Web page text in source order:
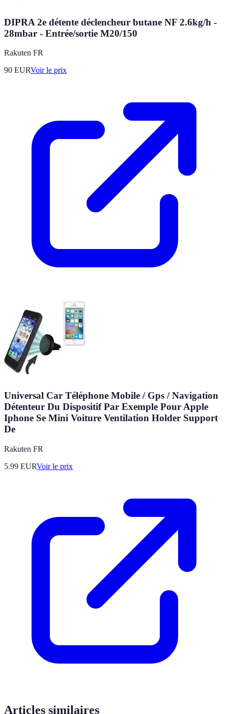
DIPRA 2e détente déclencheur butane NF 2.6kg/h -
28mbar - Entrée/sortie M20/150
Rakuten FR
90 EURVoir le prix
Universal Car Téléphone Mobile / Gps / Navigation
Détenteur Du Dispositif Par Exemple Pour Apple
Iphone Se Mini Voiture Ventilation Holder Support
De
Rakuten FR
5.99 EURVoir le prix
Articles similaires